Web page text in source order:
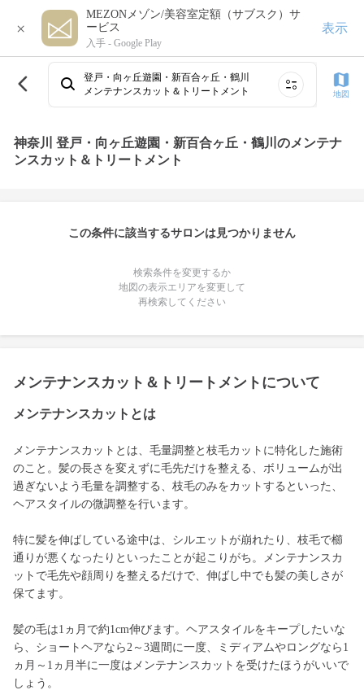
×
MEZONメゾン/美容室定額（サブスク）サ
ービス
入手 - Google Play
表示
登戸・向ヶ丘遊園・新百合ヶ丘・鶴川
メンテナンスカット＆トリートメント
地図
神奈川 登戸・向ヶ丘遊園・新百合ヶ丘・鶴川のメンテナ
ンスカット＆トリートメント
この条件に該当するサロンは見つかりません
検索条件を変更するか
地図の表示エリアを変更して
再検索してください
メンテナンスカット＆トリートメントについて
メンテナンスカットとは
メンテナンスカットとは、毛量調整と枝毛カットに特化した施術
のこと。髪の長さを変えずに毛先だけを整える、ボリュームが出
過ぎないよう毛量を調整する、枝毛のみをカットするといった、
ヘアスタイルの微調整を行います。
特に髪を伸ばしている途中は、シルエットが崩れたり、枝毛で櫛
通りが悪くなったりといったことが起こりがち。メンテナンスカ
ットで毛先や顔周りを整えるだけで、伸ばし中でも髪の美しさが
保てます。
髪の毛は1ヵ月で約1cm伸びます。ヘアスタイルをキープしたいな
ら、ショートヘアなら2～3週間に一度、ミディアムやロングなら1
ヵ月～1ヵ月半に一度はメンテナンスカットを受けたほうがいいで
しょう。